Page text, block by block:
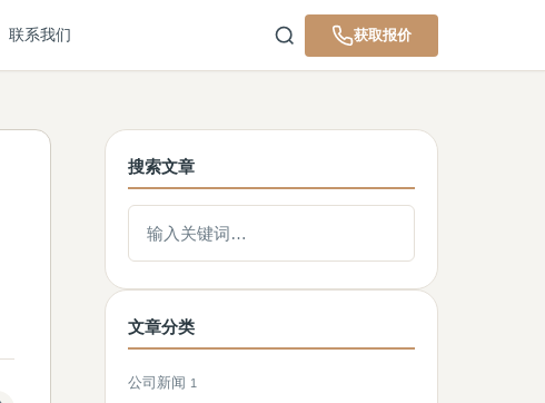
联系我们 获取报价
搜索文章
文章分类
公司新闻 1